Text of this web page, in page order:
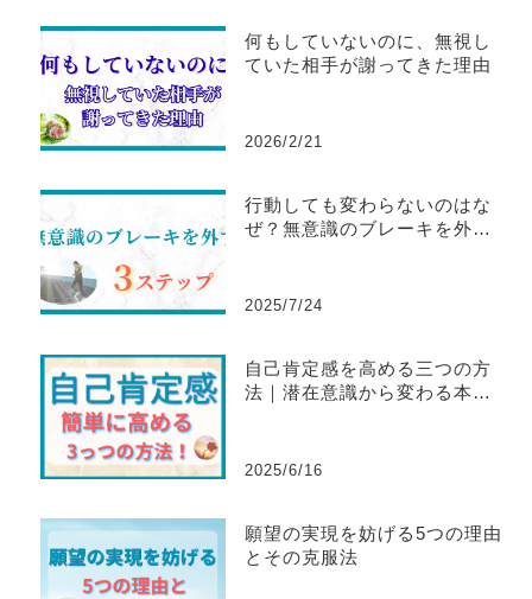
何もしていないのに、無視し
ていた相手が謝ってきた理由
2026/2/21
行動しても変わらないのはな
ぜ？無意識のブレーキを外す3
2025/7/24
自己肯定感を高める三つの方
法｜潜在意識から変わる本当
2025/6/16
願望の実現を妨げる5つの理由
とその克服法